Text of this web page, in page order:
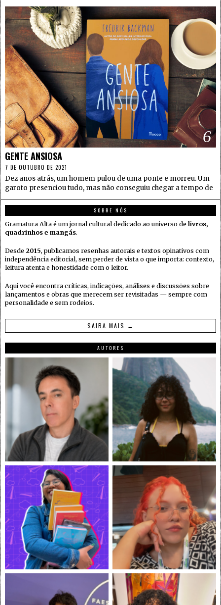
6
GENTE ANSIOSA
7 DE OUTUBRO DE 2021
Dez anos atrás, um homem pulou de uma ponte e morreu. Um
garoto presenciou tudo, mas não conseguiu chegar a tempo de
SOBRE NÓS
Gramatura Alta é um jornal cultural dedicado ao universo de livros,
quadrinhos e mangás.
Desde 2015, publicamos resenhas autorais e textos opinativos com
independência editorial, sem perder de vista o que importa: contexto,
leitura atenta e honestidade com o leitor.
Aqui você encontra críticas, indicações, análises e discussões sobre
lançamentos e obras que merecem ser revisitadas — sempre com
personalidade e sem rodeios.
SAIBA MAIS →
AUTORES